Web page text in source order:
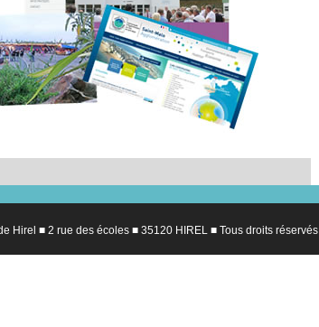
Hirel ■ 2 rue des écoles ■ 35120 HIREL ■ Tous droits réservés